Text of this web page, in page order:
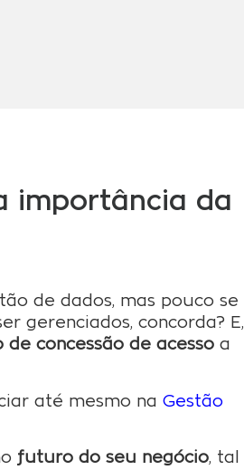
importância da
de dados, mas pouco se
gerenciados, concorda? E,
concessão de acessoa
até mesmo na Gestão
futuro do seu negócio, tal